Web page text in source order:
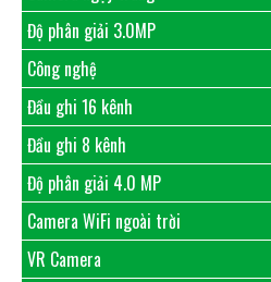
Độ phân giải 3.0MP
Công nghệ
Đầu ghi 16 kênh
Đầu ghi 8 kênh
Độ phân giải 4.0 MP
Camera WiFi ngoài trời
VR Camera